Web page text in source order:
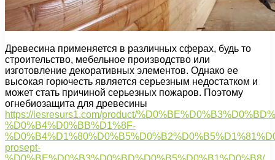
Древесина применяется в различных сферах, будь то
строительство, мебельное производство или
изготовление декоративных элементов. Однако ее
высокая горючесть является серьезным недостатком и
может стать причиной серьезных пожаров. Поэтому
огнебиозащита для древесины
https://lesresurs1.com/product/
%D0%B4%D0%BB%D1%8F-
prosept-